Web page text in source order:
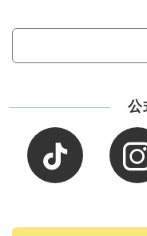
公